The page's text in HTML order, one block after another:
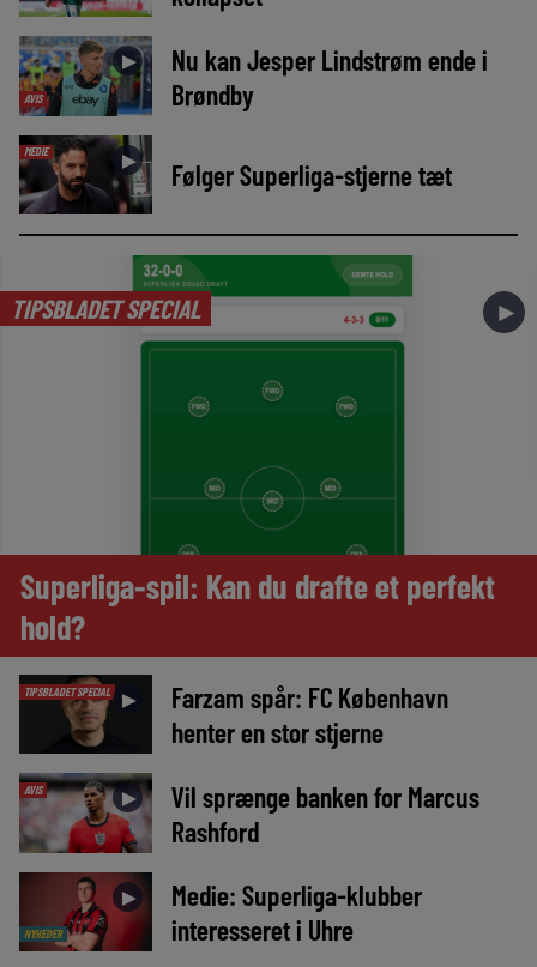
AVIS
►
Nu kan Jesper Lindstrøm ende i
Brøndby
MEDIE ► Følger Superliga-stjerne tæt
TIPSBLADET SPECIAL ►
Superliga-spil: Kan du drafte et perfekt
hold?
TIPSBLADET SPECIAL ►
Farzam spår: FC København
henter en stor stjerne
AVIS ►
Vil sprænge banken for Marcus
Rashford
NYHEDER
►
Medie: Superliga-klubber
interesseret i Uhre